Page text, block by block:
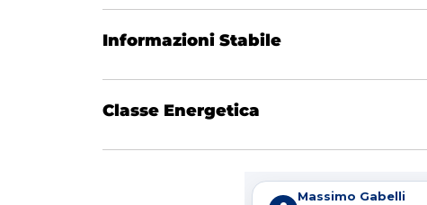
Informazioni Stabile
Classe Energetica